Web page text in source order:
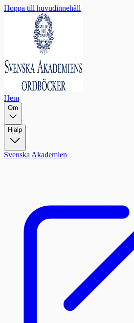
Hoppa till huvudinnehåll
Hem
Om
Hjälp
Svenska Akademien